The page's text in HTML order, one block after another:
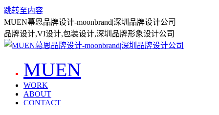
跳转至内容
MUEN幕恩品牌设计-moonbrand|深圳品牌设计公司
品牌设计,VI设计,包装设计,深圳品牌形象设计公司
MUEN
WORK
ABOUT
CONTACT